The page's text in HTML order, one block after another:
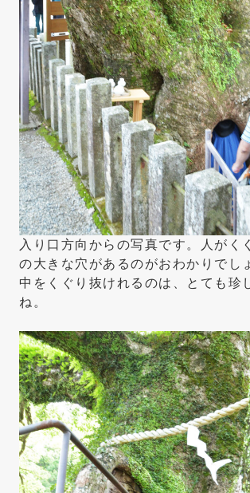
入り口方向からの写真です。人がく
の大きな穴があるのがおわかりでし
中をくぐり抜けれるのは、とても珍
ね。